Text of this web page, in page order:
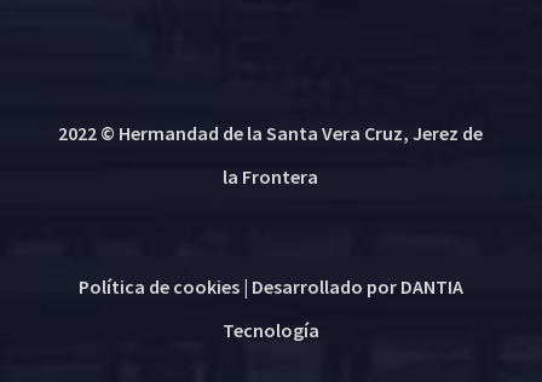
2022 © Hermandad de la Santa Vera Cruz, Jerez de
la Frontera
Política de cookies| Desarrollado por DANTIA
Tecnología